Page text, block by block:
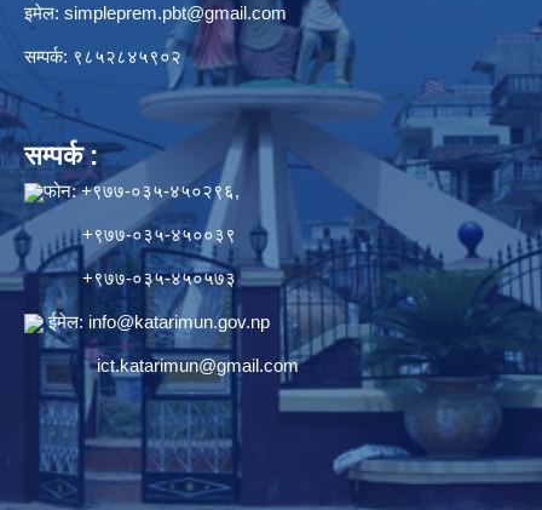
इमेल: simpleprem.pbt@gmail.com
सम्पर्क: ९८५२८४५९०२
सम्पर्क :
फोन: +९७७-०३५-४५०२९६,
+९७७-०३५-४५००३९
+९७७-०३५-४५०५७३
ईमेल: info@katarimun.gov.np
ict.katarimun@gmail.com